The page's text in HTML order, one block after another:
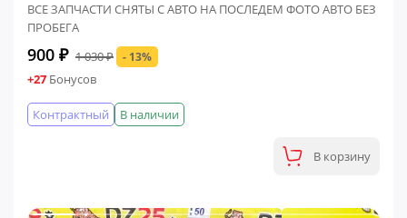
ВСЕ ЗАПЧАСТИ СНЯТЫ С АВТО НА ПОСЛЕДЕМ ФОТО АВТО БЕЗ
ПРОБЕГА
900 ₽ 1 030 ₽ - 13%
+27 Бонусов
В наличии
Контрактный
В корзину